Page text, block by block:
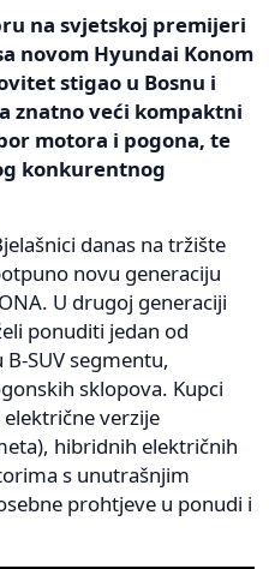
na svjetskoj premijeri
novom Hyundai Konom
stigao u Bosnu i
znatno veći kompaktni
motora i pogona, te
konkurentnog
danas na tržište
novu generaciju
U drugoj generaciji
ponuditi jedan od
SUV segmentu,
sklopova. Kupci
verzije
hibridnih električnih
s unutrašnjim
prohtjeve u ponudi i